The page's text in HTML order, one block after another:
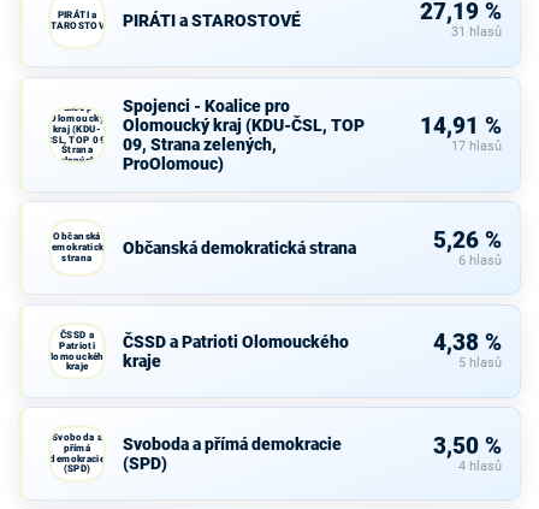
PIRÁTI a
STAROSTOVÉ
PIRÁTI a STAROSTOVÉ 27,19 %
31 hlasů
Koalice pro
Olomoucký
kraj (KDU-
ČSL, TOP 09,
Strana
zelených,
Spojenci - Koalice pro
Olomoucký kraj (KDU-ČSL, TOP
09, Strana zelených,
ProOlomouc)
14,91 %
17 hlasů
Občanská
demokratická
strana
Občanská demokratická strana 5,26 %
6 hlasů
ČSSD a
Patrioti
Olomouckého
kraje
ČSSD a Patrioti Olomouckého
kraje
4,38 %
5 hlasů
Svoboda a
přímá
demokracie
(SPD)
Svoboda a přímá demokracie
(SPD)
3,50 %
4 hlasů